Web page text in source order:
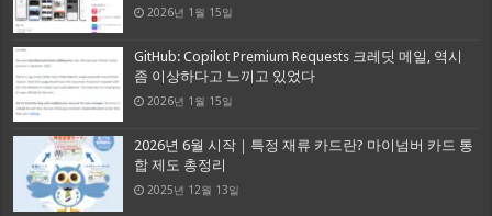
2026년 1월 15일
GitHub: Copilot Premium Requests 크레딧 메일, 역시
좀 이상하다고 느끼고 있었다
2026년 1월 15일
2026년 6월 시작｜특정 재류 카드란? 마이넘버 카드 통
합 제도 총정리
2025년 12월 13일